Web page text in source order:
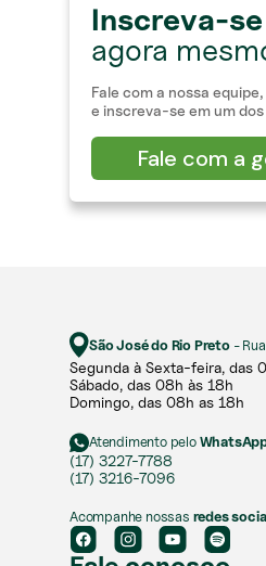
Inscreva-se
agora
Fale com a nossa
e inscreva-se em um
Fale com a
São José do Rio Preto-
Segunda à Sexta-feira, das
Sábado, das 08h às 18h ​
Domingo, das 08h as 18h
Atendimento pelo
(17) 3227-7788
(17) 3216-7096
Acompanhe nossas redes